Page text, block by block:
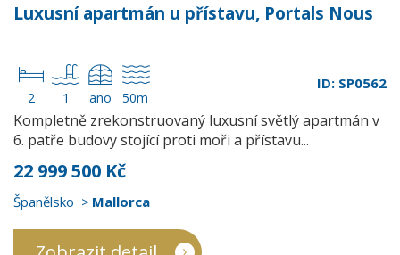
Luxusní apartmán u přístavu, Portals Nous
2 1 ano 50m
ID: SP0562
Kompletně zrekonstruovaný luxusní světlý apartmán v
6. patře budovy stojící proti moři a přístavu...
22 999 500 Kč
Španělsko Mallorca